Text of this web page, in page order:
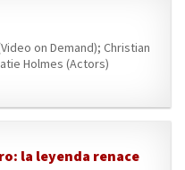
on Demand); Christian
Holmes (Actors)
la leyenda renace